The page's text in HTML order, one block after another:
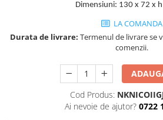
Suport Umbrele
Decoratiuni interioare
Accesorii decorative
Dimensiuni: 130 x 72 x
LA COMANDA
Durata de livrare: Termenul de livrare se
comenzii.
Cod Produs:
Ai nevoie de ajutor? 0722